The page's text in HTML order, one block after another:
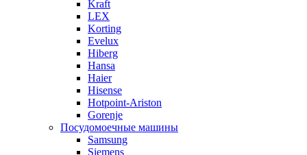
Kraft
LEX
Korting
Evelux
Hiberg
Hansa
Haier
Hisense
Hotpoint-Ariston
Gorenje
Посудомоечные машины
Samsung
Siemens